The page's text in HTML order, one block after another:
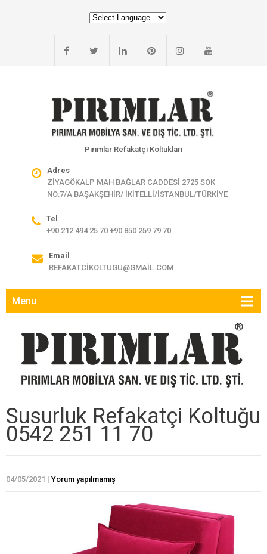
Pırımlar Refakatçi Koltukları
Adres
ZİYAGÖKALP MAH BAĞLAR CADDESİ 2725 SOK
NO:7/A BAŞAKŞEHİR/ İKİTELLİ/İSTANBUL/TÜRKİYE
Tel
+90 212 494 25 70 +90 850 259 79 70
Email
REFAKATCIKOLTUGU@GMAIL.COM
Menu
Susurluk Refakatçi Koltuğu
0542 251 11 70
04/05/2021 | Yorum yapılmamış